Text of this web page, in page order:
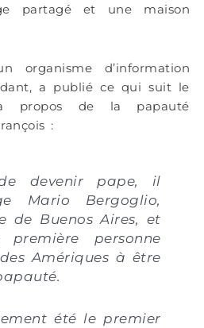
partagé et une maison
organisme d’information
a publié ce qui suit le
propos de la papauté
:
devenir pape, il
Mario Bergoglio,
de Buenos Aires, et
personne
Amériques à être
été le premier